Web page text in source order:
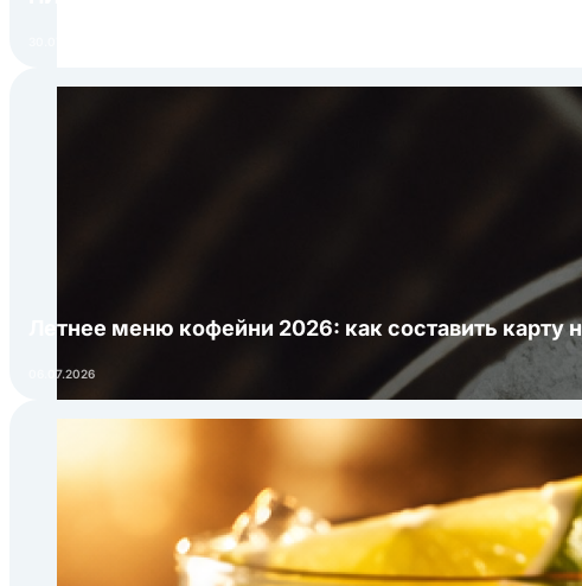
Летнее меню кофейни 2026: как составить карту
06.07.2026